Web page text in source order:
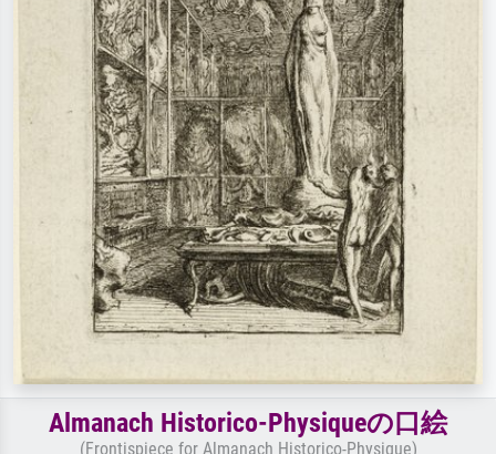
Almanach Historico-Physiqueの口絵
(Frontispiece for Almanach Historico-Physique)